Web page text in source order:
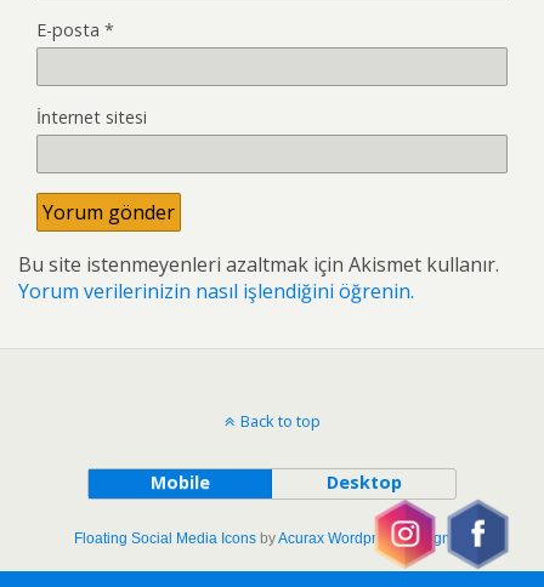
E-posta *
İnternet sitesi
Bu site istenmeyenleri azaltmak için Akismet kullanır.
Yorum verilerinizin nasıl işlendiğini öğrenin.
Back to top
Mobile Desktop
Floating Social Media IconsbyAcurax Wordpress Designers